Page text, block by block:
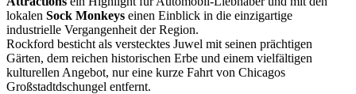
lokalen Sock Monkeys einen Einblick in die einzigartige
industrielle Vergangenheit der Region.
Rockford besticht als verstecktes Juwel mit seinen prächtigen
Gärten, dem reichen historischen Erbe und einem vielfältigen
kulturellen Angebot, nur eine kurze Fahrt von Chicagos
Großstadtdschungel entfernt.